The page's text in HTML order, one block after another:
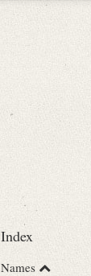
Index
Names